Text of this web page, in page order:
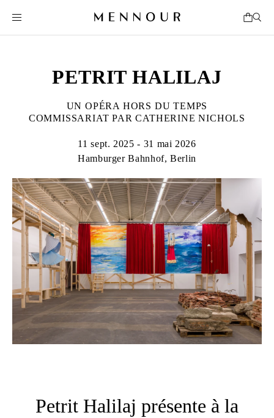
PETRIT HALILAJ
UN OPÉRA HORS DU TEMPS
COMMISSARIAT PAR CATHERINE NICHOLS
11 sept. 2025 - 31 mai 2026
Hamburger Bahnhof, Berlin
Petrit Halilaj présente à la